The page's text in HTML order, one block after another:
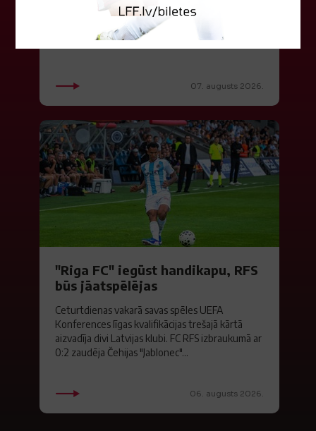
Piedalās:Komitejas locekļi: Jevgenija
Tverjanoviča-Bore, Raivis Grīnbergs...
07. augusts 2026.
"Riga FC" iegūst handikapu, RFS
būs jāatspēlējas
Ceturtdienas vakarā savas spēles UEFA
Konferences līgas kvalifikācijas trešajā kārtā
aizvadīja divi Latvijas klubi. FC RFS izbraukumā ar
0:2 zaudēja Čehijas "Jablonec"...
06. augusts 2026.